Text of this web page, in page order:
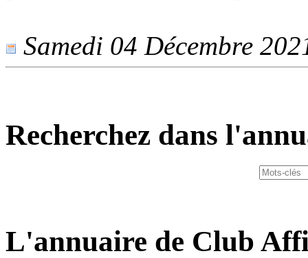
Samedi 04 Décembre
Recherchez dans
L'annuaire de Club